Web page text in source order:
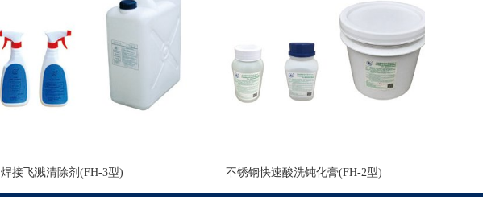
焊接飞溅清除剂(FH-3型) 不锈钢快速酸洗钝化膏(FH-2型)